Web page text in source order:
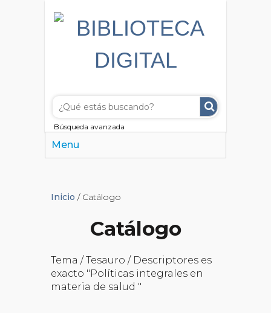
Búsqueda avanzada
Menu
Inicio / Catálogo
Catálogo
Tema / Tesauro / Descriptores es
exacto "Políticas integrales en
materia de salud "